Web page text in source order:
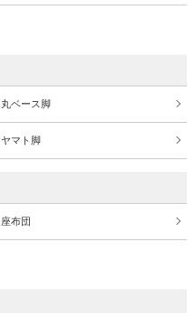
丸ベース脚
ヤマト脚
座布団